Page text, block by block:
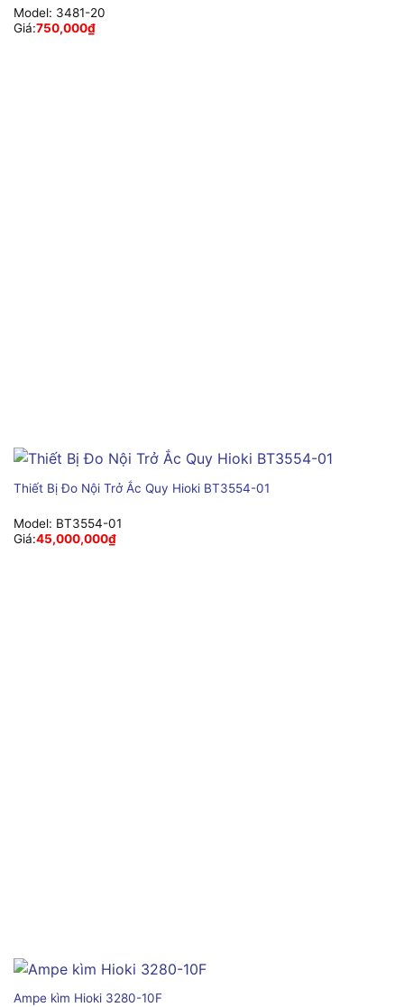
Model: 3481-20
Giá:750,000₫
Thiết Bị Đo Nội Trở Ắc Quy Hioki BT3554-01
Model: BT3554-01
Giá:45,000,000₫
Ampe kìm Hioki 3280-10F